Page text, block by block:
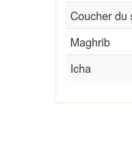
Coucher du
Maghrib
Icha